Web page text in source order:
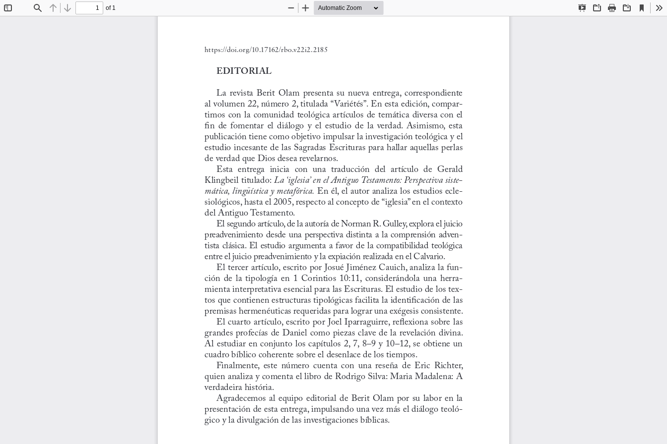
Find Previous
Next
of 1
Presentation
OpenPrint Download
Current
View
Zoom
Zoom
EDITORIAL
La  revista  Berit  Olam  presenta  su  nueva  entrega,  correspondiente
al volumen 22, número 2, titulada “Variétés”. En esta edición, compar-
timos con la comunidad teológica artículos de temática diversa con el
fin  de  fomentar  el  diálogo  y  el  estudio  de  la  verdad.  Asimismo,  esta
publicación tiene como objetivo impulsar la investigación teológica y el
estudio incesante de las Sagradas Escrituras para hallar aquellas perlas
de verdad que Dios desea revelarnos.
Esta  entrega  inicia  con  una  traducción  del  artículo  de  Gerald
Klingbeil titulado: La ‘iglesia’ en el Antiguo Testamento: Perspectiva siste-
mática, lingüística y metafórica. En él, el autor analiza los estudios ecle-
siológicos, hasta el 2005, respecto al concepto de “iglesia” en el contexto
del Antiguo Testamento.
El segundo artículo, de la autoría de Norman R. Gulley, explora el juicio
preadvenimiento  desde  una  perspectiva  distinta  a  la  comprensión  adven-
tista  clásica.  El  estudio  argumenta  a  favor  de  la  compatibilidad  teológica
entre el juicio preadvenimiento y la expiación realizada en el Calvario.
El tercer artículo, escrito por Josué Jiménez Cauich, analiza la fun-
ción  de  la  tipología  en  1  Corintios  10:11,  considerándola  una  herra-
mienta interpretativa esencial para las Escrituras. El estudio de los tex-
tos que contienen estructuras tipológicas facilita la identificación de las
premisas hermenéuticas requeridas para lograr una exégesis consistente.
El cuarto artículo, escrito por Joel Iparraguirre, reflexiona sobre las
grandes profecías de Daniel como piezas clave de la revelación divina.
Al estudiar en conjunto los capítulos 2, 7, 8–9 y 10–12, se obtiene un
cuadro bíblico coherente sobre el desenlace de los tiempos.
Finalmente,  este  número  cuenta  con  una  reseña  de  Eric  Richter,
quien analiza y comenta el libro de Rodrigo Silva: Maria Madalena: A
verdadeira história.
Agradecemos  al  equipo  editorial  de  Berit  Olam  por  su  labor  en  la
presentación de esta entrega, impulsando una vez más el diálogo teoló-
gico y la divulgación de las investigaciones bíblicas.
https://doi.org/10.17162/rbo.v22i2.2185